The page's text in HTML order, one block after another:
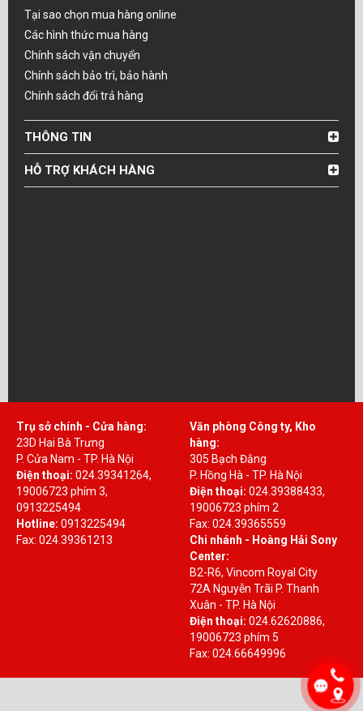
Tại sao chọn mua hàng online
Các hình thức mua hàng
Chính sách vận chuyển
Chính sách bảo trì, bảo hành
Chính sách đổi trả hàng
THÔNG TIN
HỖ TRỢ KHÁCH HÀNG
Trụ sở chính - Cửa hàng:
23D Hai Bà Trưng
P. Cửa Nam - TP. Hà Nội
Điện thoại: 024.39341264,
19006723 phím 3,
0913225494
Hotline: 0913225494
Fax: 024.39361213
Văn phòng Công ty, Kho
hàng:
305 Bạch Đằng
P. Hồng Hà - TP. Hà Nội
Điện thoại: 024.39388433,
19006723 phím 2
Fax: 024.39365559
Chi nhánh - Hoàng Hải Sony
Center:
B2-R6, Vincom Royal City
72A Nguyễn Trãi P. Thanh
Xuân - TP. Hà Nội
Điện thoại: 024.62620886,
19006723 phím 5
Fax: 024.66649996